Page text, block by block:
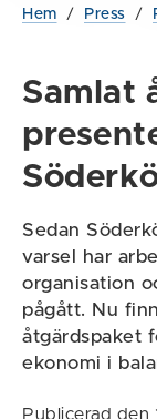
Hem / Press /
Samlat
Sedan
varsel har
organisation
pågått. Nu
åtgärdspaket
ekonomi i
Publicerad den